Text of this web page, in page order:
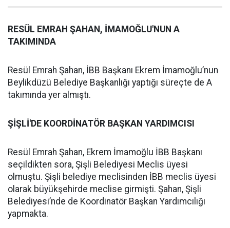
RESÜL EMRAH ŞAHAN, İMAMOĞLU'NUN A
TAKIMINDA
Resül Emrah Şahan, İBB Başkanı Ekrem İmamoğlu’nun
Beylikdüzü Belediye Başkanlığı yaptığı süreçte de A
takımında yer almıştı.
ŞİŞLİ'DE KOORDİNATÖR BAŞKAN YARDIMCISI
Resül Emrah Şahan, Ekrem İmamoğlu İBB Başkanı
seçildikten sora, Şişli Belediyesi Meclis üyesi
olmuştu. Şişli belediye meclisinden İBB meclis üyesi
olarak büyükşehirde meclise girmişti. Şahan, Şişli
Belediyesi’nde de Koordinatör Başkan Yardımcılığı
yapmakta.